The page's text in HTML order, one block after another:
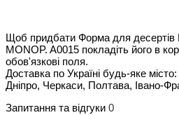
Щоб придбати Форма для
MONOP. A0015 покладіть його в
обов'язкові поля.
Доставка по Україні будь-яке
Дніпро, Черкаси, Полтава, Івано-
Запитання та відгуки 0